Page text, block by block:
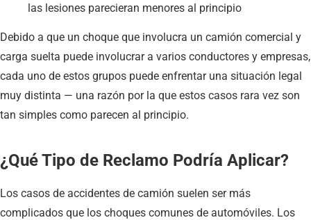
las lesiones parecieran menores al principio
Debido a que un choque que involucra un camión comercial y
carga suelta puede involucrar a varios conductores y empresas,
cada uno de estos grupos puede enfrentar una situación legal
muy distinta — una razón por la que estos casos rara vez son
tan simples como parecen al principio.
¿Qué Tipo de Reclamo Podría Aplicar?
Los casos de accidentes de camión suelen ser más
complicados que los choques comunes de automóviles. Los